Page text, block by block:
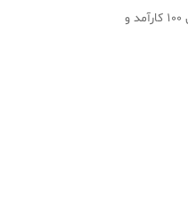
خوب میباشد یکی از لوازمی که در این مورد می تواند بسیار مهم و ضروری باشد داشتن یک کتری مسافرتی خوب و کارآمد می باشد . کتری برقی تاشو ELECTRIC KETTLE یک محصول 100 کارآمد و